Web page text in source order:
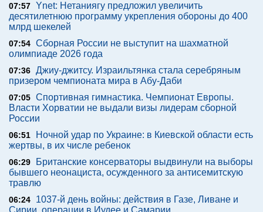
07:57 Ynet: Нетаниягу предложил увеличить
десятилетнюю программу укрепления обороны до 400
млрд шекелей
07:54 Сборная России не выступит на шахматной
олимпиаде 2026 года
07:36 Джиу-джитсу. Израильтянка стала серебряным
призером чемпионата мира в Абу-Даби
07:05 Спортивная гимнастика. Чемпионат Европы.
Власти Хорватии не выдали визы лидерам сборной
России
06:51
Ночной удар по Украине: в Киевской области есть
жертвы, в их числе ребенок
06:29
Британские консерваторы выдвинули на выборы
бывшего неонациста, осужденного за антисемитскую
травлю
06:24
1037-й день войны: действия в Газе, Ливане и
Сирии, операции в Иудее и Самарии